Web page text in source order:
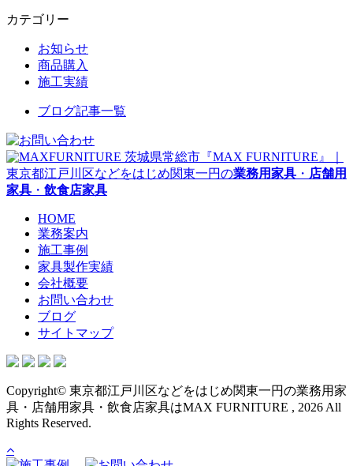
カテゴリー
お知らせ
商品購入
施工実績
ブログ記事一覧
茨城県常総市『MAX FURNITURE』｜
東京都江戸川区などをはじめ関東一円の業務用家具 ・ 店舗用
家具 ・ 飲食店家具
HOME
業務案内
施工事例
家具製作実績
会社概要
お問い合わせ
ブログ
サイトマップ
Copyright© 東京都江戸川区などをはじめ関東一円の業務用家
具・店舗用家具・飲食店家具はMAX FURNITURE , 2026 All
Rights Reserved.